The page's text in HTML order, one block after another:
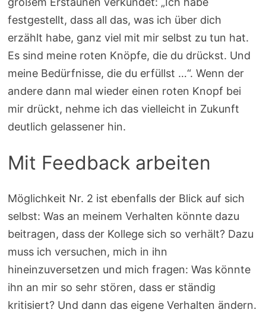
festgestellt, dass all das, was ich über dich
erzählt habe, ganz viel mit mir selbst zu tun hat.
Es sind meine roten Knöpfe, die du drückst. Und
meine Bedürfnisse, die du erfüllst …“. Wenn der
andere dann mal wieder einen roten Knopf bei
mir drückt, nehme ich das vielleicht in Zukunft
deutlich gelassener hin.
Mit Feedback arbeiten
Möglichkeit Nr. 2 ist ebenfalls der Blick auf sich
selbst: Was an meinem Verhalten könnte dazu
beitragen, dass der Kollege sich so verhält? Dazu
muss ich versuchen, mich in ihn
hineinzuversetzen und mich fragen: Was könnte
ihn an mir so sehr stören, dass er ständig
kritisiert? Und dann das eigene Verhalten ändern.